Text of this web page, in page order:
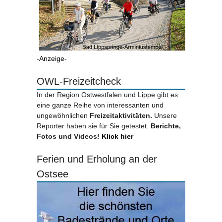
-Anzeige-
OWL-Freizeitcheck
In der Region Ostwestfalen und Lippe gibt es
eine ganze Reihe von interessanten und
ungewöhnlichen Freizeitaktivitäten. Unsere
Reporter haben sie für Sie getestet. Berichte,
Fotos und Videos! Klick hier
Ferien und Erholung an der
Ostsee